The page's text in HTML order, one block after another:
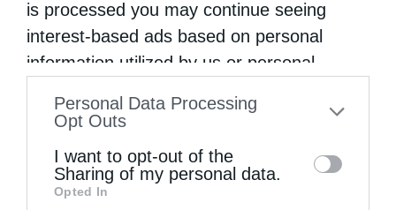
is processed you may continue seeing
interest-based ads based on personal
information utilized by us or personal
to your opt-out. You may separately opt-out
information by third parties on the IAB’s list
of downstream participants. This
Personal Data Processing
Opt Outs
I want to opt-out of the
Sharing of my personal data.
Opted In
Παναγία μου, Εσένα μόνο έχω (Βίντεο)